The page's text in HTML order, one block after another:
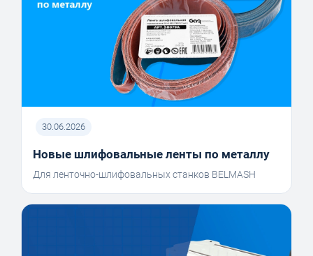
30.06.2026
Новые шлифовальные ленты по металлу
Для ленточно-шлифовальных станков BELMASH